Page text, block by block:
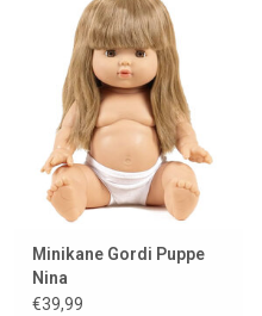
Minikane Gordi Puppe
Nina
€39,99